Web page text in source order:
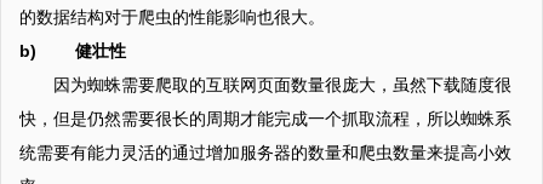
的数据结构对于爬虫的性能影响也很大。
b) 健壮性
因为蜘蛛需要爬取的互联网页面数量很庞大，虽然下载随度很
快，但是仍然需要很长的周期才能完成一个抓取流程，所以蜘蛛系
统需要有能力灵活的通过增加服务器的数量和爬虫数量来提高小效